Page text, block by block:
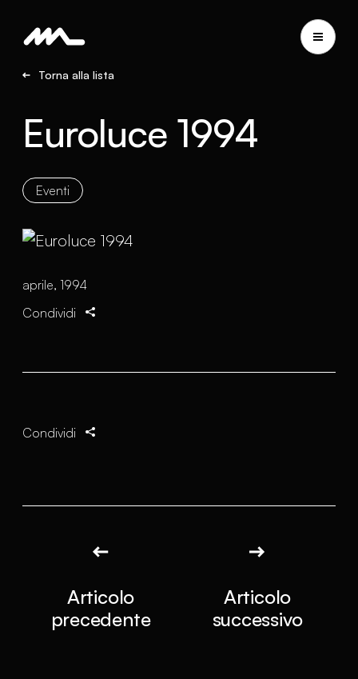
Torna alla lista
Euroluce 1994
Eventi
aprile, 1994
Condividi
Condividi
Articolo
precedente
Articolo
successivo